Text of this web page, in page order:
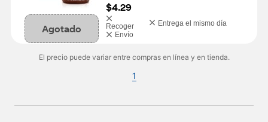
Agotado
$4.29
Recoger
Entrega el mismo día
Envío
El precio puede variar entre compras en línea y en tienda.
1